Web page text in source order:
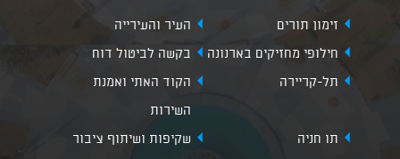
זימון תורים
העיר והעירייה
חילופי מחזיקים בארנונה
בקשה לביטול דוח
תל-קריירה
הקוד האתי ואמנת
השירות
תו חניה
שקיפות ושיתוף ציבור